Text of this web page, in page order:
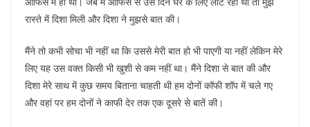
रास्ते में दिशा मिली और दिशा ने मुझसे बात की।
मैंने तो कभी सोचा भी नहीं था कि उससे मेरी बात हो भी पाएगी या नहीं लेकिन मेरे
लिए यह उस वक्त किसी भी खुशी से कम नहीं था। मैंने दिशा से बात की और
दिशा मेरे साथ में कुछ समय बिताना चाहती थी हम दोनों कॉफी शॉप में चले गए
और वहां पर हम दोनों ने काफी देर तक एक दूसरे से बातें की।